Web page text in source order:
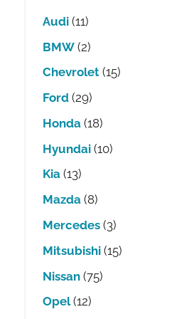
Audi(11)
BMW(2)
Chevrolet(15)
Ford(29)
Honda(18)
Hyundai(10)
Kia(13)
Mazda(8)
Mercedes(3)
Mitsubishi(15)
Nissan(75)
Opel(12)